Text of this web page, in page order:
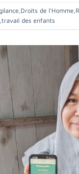
Droits de l'Homme
travail des enfants